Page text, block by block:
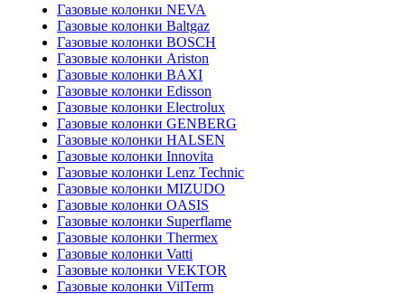
Газовые колонки NEVA
Газовые колонки Baltgaz
Газовые колонки BOSCH
Газовые колонки Ariston
Газовые колонки BAXI
Газовые колонки Edisson
Газовые колонки Electrolux
Газовые колонки GENBERG
Газовые колонки HALSEN
Газовые колонки Innovita
Газовые колонки Lenz Technic
Газовые колонки MIZUDO
Газовые колонки OASIS
Газовые колонки Superflame
Газовые колонки Thermex
Газовые колонки Vatti
Газовые колонки VEKTOR
Газовые колонки VilTerm